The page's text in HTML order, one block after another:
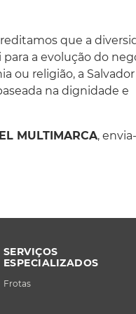
que a
a evolução do
ou religião, a Salvador
na dignidade e
MULTIMARCA,
SERVIÇOS
ESPECIALIZADOS
Frotas